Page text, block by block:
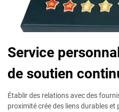
Service
de soutien
Établir des relations avec des
proximité crée des liens durables et